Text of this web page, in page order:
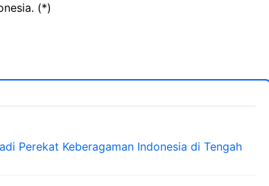
(*)
Perekat Keberagaman Indonesia di Tengah